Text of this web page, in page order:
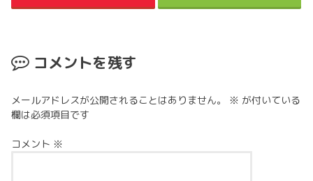
コメントを残す
メールアドレスが公開されることはありません。 ※ が付いている
欄は必須項目です
コメント ※